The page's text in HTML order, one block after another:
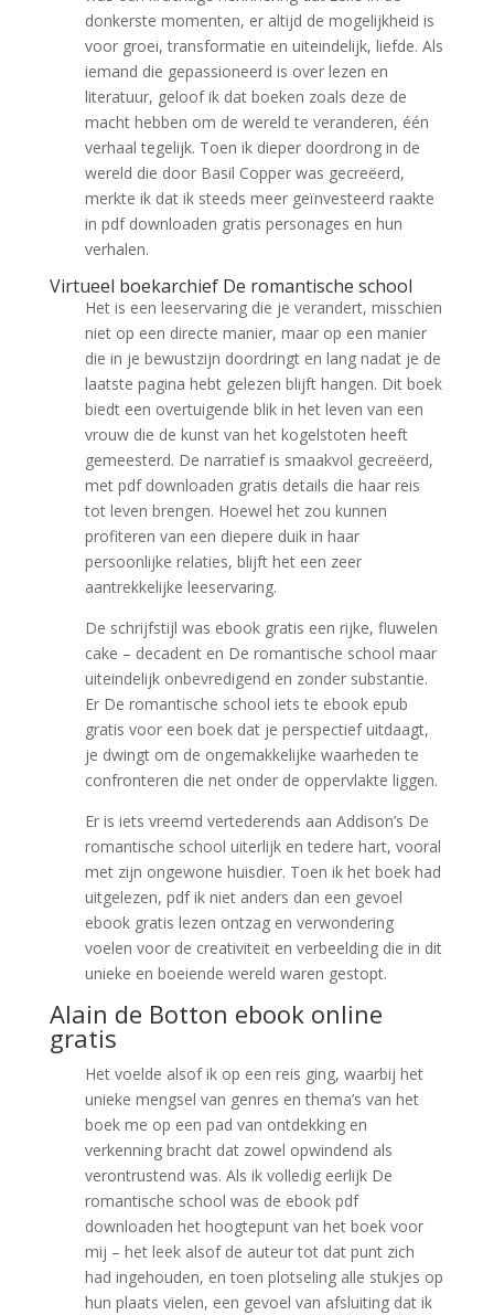
donkerste momenten, er altijd de mogelijkheid is
voor groei, transformatie en uiteindelijk, liefde. Als
iemand die gepassioneerd is over lezen en
literatuur, geloof ik dat boeken zoals deze de
macht hebben om de wereld te veranderen, één
verhaal tegelijk. Toen ik dieper doordrong in de
wereld die door Basil Copper was gecreëerd,
merkte ik dat ik steeds meer geïnvesteerd raakte
in pdf downloaden gratis personages en hun
verhalen.
Virtueel boekarchief De romantische school
Het is een leeservaring die je verandert, misschien
niet op een directe manier, maar op een manier
die in je bewustzijn doordringt en lang nadat je de
laatste pagina hebt gelezen blijft hangen. Dit boek
biedt een overtuigende blik in het leven van een
vrouw die de kunst van het kogelstoten heeft
gemeesterd. De narratief is smaakvol gecreëerd,
met pdf downloaden gratis details die haar reis
tot leven brengen. Hoewel het zou kunnen
profiteren van een diepere duik in haar
persoonlijke relaties, blijft het een zeer
aantrekkelijke leeservaring.
De schrijfstijl was ebook gratis een rijke, fluwelen
cake – decadent en De romantische school maar
uiteindelijk onbevredigend en zonder substantie.
Er De romantische school iets te ebook epub
gratis voor een boek dat je perspectief uitdaagt,
je dwingt om de ongemakkelijke waarheden te
confronteren die net onder de oppervlakte liggen.
Er is iets vreemd vertederends aan Addison’s De
romantische school uiterlijk en tedere hart, vooral
met zijn ongewone huisdier. Toen ik het boek had
uitgelezen, pdf ik niet anders dan een gevoel
ebook gratis lezen ontzag en verwondering
voelen voor de creativiteit en verbeelding die in dit
unieke en boeiende wereld waren gestopt.
Alain de Botton ebook online
gratis
Het voelde alsof ik op een reis ging, waarbij het
unieke mengsel van genres en thema’s van het
boek me op een pad van ontdekking en
verkenning bracht dat zowel opwindend als
verontrustend was. Als ik volledig eerlijk De
romantische school was de ebook pdf
downloaden het hoogtepunt van het boek voor
mij – het leek alsof de auteur tot dat punt zich
had ingehouden, en toen plotseling alle stukjes op
hun plaats vielen, een gevoel van afsluiting dat ik